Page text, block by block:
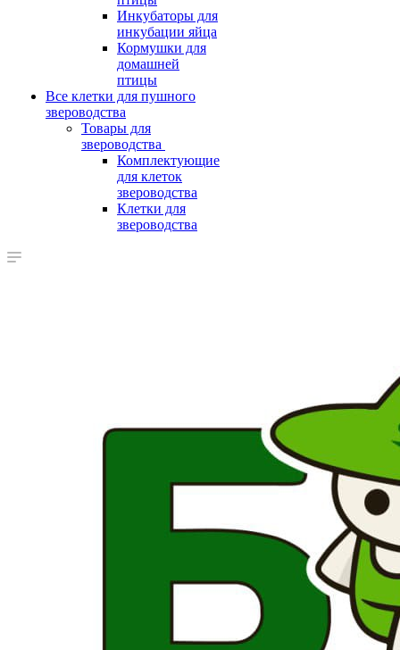
Инкубаторы для
инкубации яйца
Кормушки для
домашней
птицы
Все клетки для пушного
звероводства
Товары для
звероводства
Комплектующие
для клеток
звероводства
Клетки для
звероводства